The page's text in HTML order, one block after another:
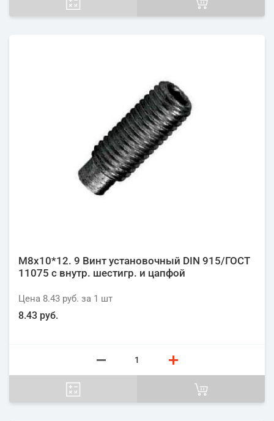
М8х10*12. 9 Винт установочный DIN 915/ГОСТ
11075 с внутр. шестигр. и цапфой
Цена 8.43 руб. за 1 шт
8.43 руб.